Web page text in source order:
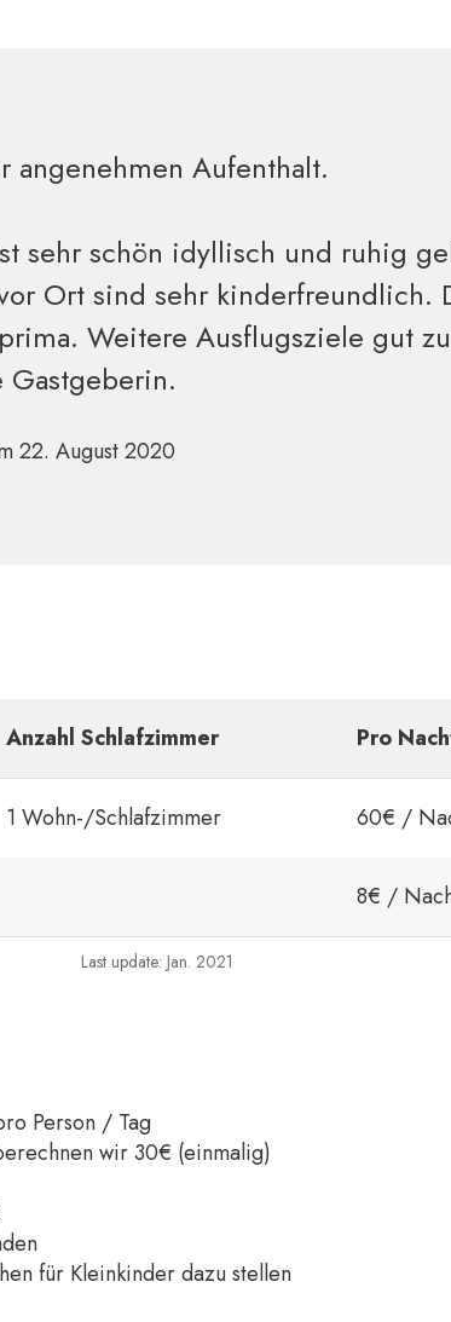
angenehmen Aufenthalt.
sehr schön idyllisch und ruhig
Ort sind sehr kinderfreundlich.
Weitere Ausflugsziele gut zu
22. August 2020
Anzahl Schlafzimmer Pro
1 Wohn-/Schlafzimmer 60€ /
8€ /
Last update: Jan. 2021
Person / Tag
wir 30€ (einmalig)
für Kleinkinder dazu stellen